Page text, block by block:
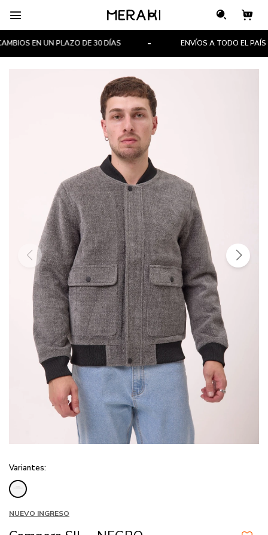

EN UN PLAZO DE 30 DÍAS ENVÍOS A TODO EL PAÍS
NUEVO INGRESO
Variantes: